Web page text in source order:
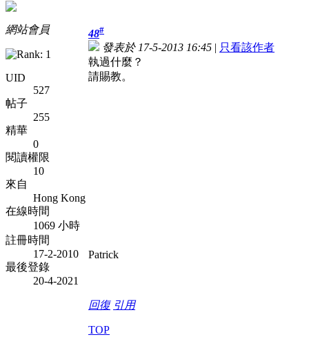
網站會員
UID
527
帖子
255
精華
0
閱讀權限
10
來自
Hong Kong
在線時間
1069 小時
註冊時間
17-2-2010
最後登錄
20-4-2021
48#
發表於 17-5-2013 16:45 | 只看該作者
執過什麼？
請賜教。
Patrick
回復 引用
TOP